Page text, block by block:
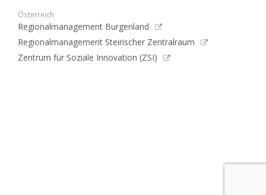
Österreich
Regionalmanagement Burgenland
Regionalmanagement Steirischer Zentralraum
Zentrum für Soziale Innovation (ZSI)